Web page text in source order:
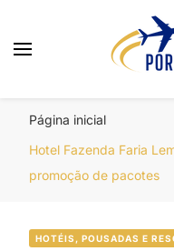
Página inicial
Hotel Fazenda Faria
promoção de pacotes
HOTÉIS, POUSADAS E